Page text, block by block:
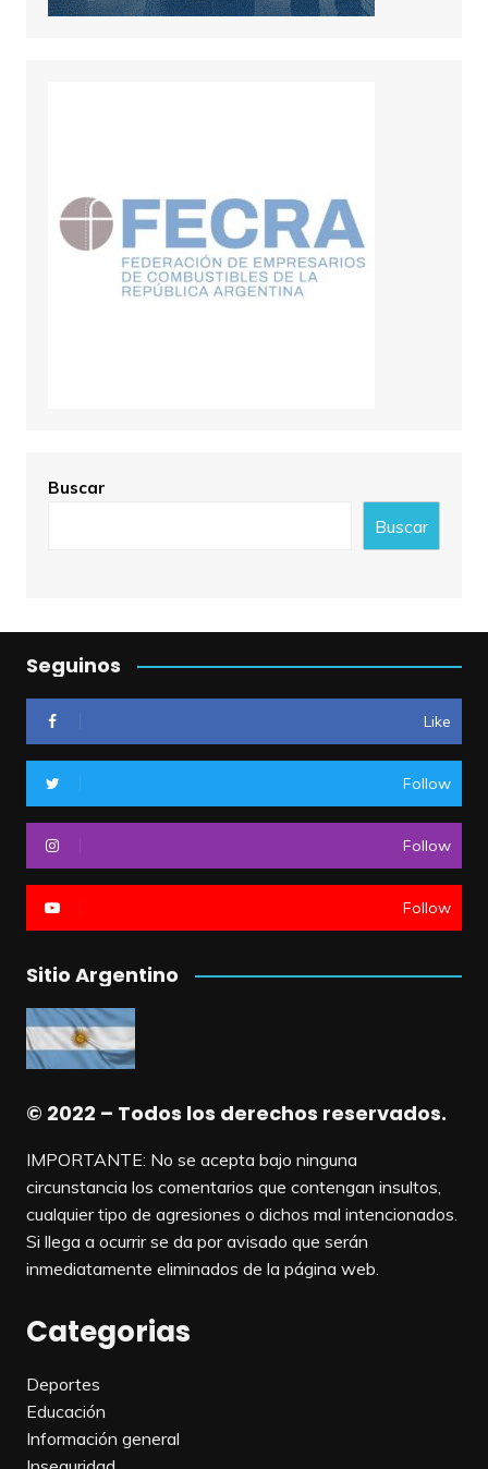
Buscar
Buscar
Seguinos
Like
Follow
Follow
Follow
Sitio Argentino
© 2022 – Todos los derechos reservados.
IMPORTANTE: No se acepta bajo ninguna
circunstancia los comentarios que contengan insultos,
cualquier tipo de agresiones o dichos mal intencionados.
Si llega a ocurrir se da por avisado que serán
inmediatamente eliminados de la página web.
Categorias
Deportes
Educación
Información general